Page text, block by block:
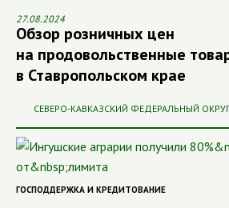
27.08.2024
Обзор розничных цен
на продовольственные
в Ставропольском крае
СЕВЕРО-КАВКАЗСКИЙ ФЕДЕРАЛЬНЫЙ ОКРУГ
ГОСПОДДЕРЖКА И КРЕДИТОВАНИЕ